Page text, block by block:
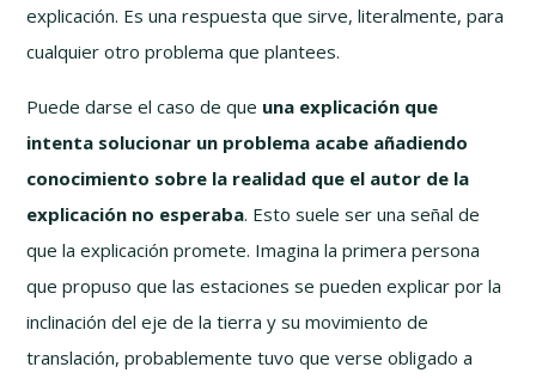
explicación. Es una respuesta que sirve, literalmente, para
cualquier otro problema que plantees.
Puede darse el caso de que una explicación que
intenta solucionar un problema acabe añadiendo
conocimiento sobre la realidad que el autor de la
explicación no esperaba. Esto suele ser una señal de
que la explicación promete. Imagina la primera persona
que propuso que las estaciones se pueden explicar por la
inclinación del eje de la tierra y su movimiento de
translación, probablemente tuvo que verse obligado a